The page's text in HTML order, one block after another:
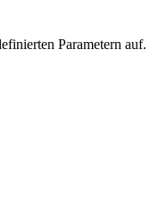
Parametern auf.